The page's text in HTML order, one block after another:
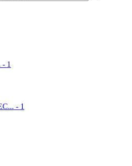
- 1
- 1